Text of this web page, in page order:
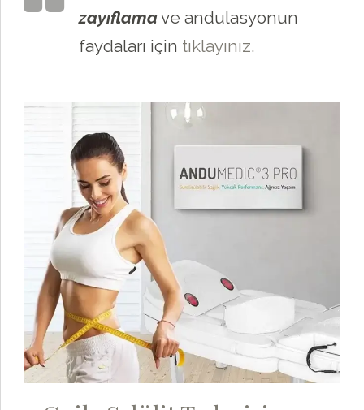
zayıflamave andulasyonun
faydaları için tıklayınız.